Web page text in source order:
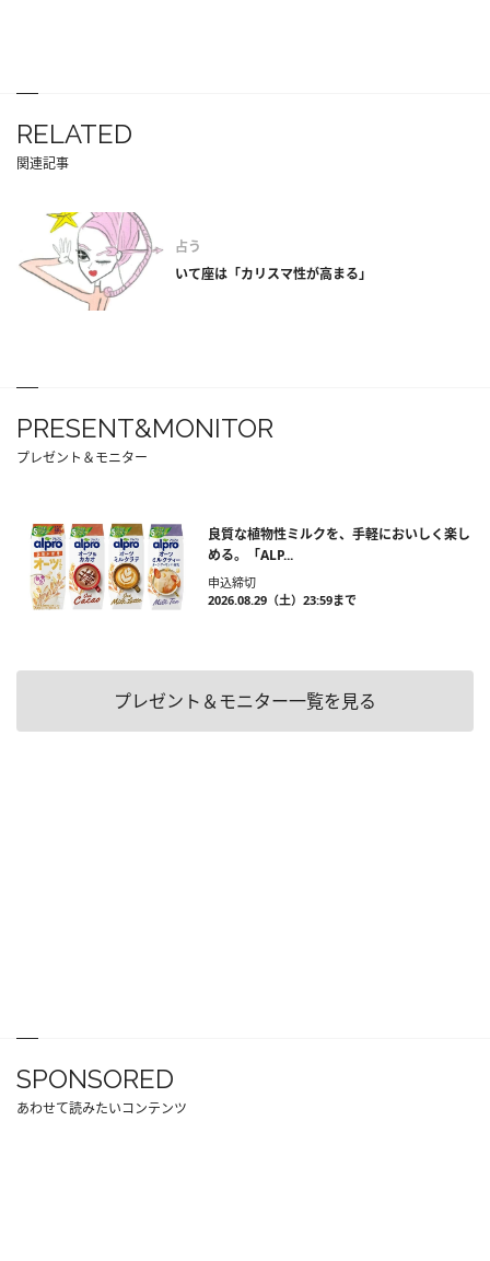
RELATED
関連記事
占う
いて座は「カリスマ性が高まる」
PRESENT&MONITOR
プレゼント＆モニター
良質な植物性ミルクを、手軽においしく楽し
める。「ALP...
申込締切
2026.08.29（土）23:59まで
プレゼント＆モニター一覧を見る
SPONSORED
あわせて読みたいコンテンツ